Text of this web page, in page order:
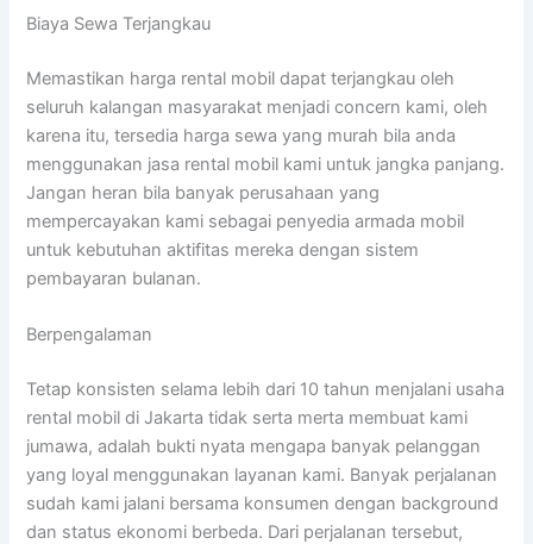
Biaya Sewa Terjangkau
Memastikan harga rental mobil dapat terjangkau oleh
seluruh kalangan masyarakat menjadi concern kami, oleh
karena itu, tersedia harga sewa yang murah bila anda
menggunakan jasa rental mobil kami untuk jangka panjang.
Jangan heran bila banyak perusahaan yang
mempercayakan kami sebagai penyedia armada mobil
untuk kebutuhan aktifitas mereka dengan sistem
pembayaran bulanan.
Berpengalaman
Tetap konsisten selama lebih dari 10 tahun menjalani usaha
rental mobil di Jakarta tidak serta merta membuat kami
jumawa, adalah bukti nyata mengapa banyak pelanggan
yang loyal menggunakan layanan kami. Banyak perjalanan
sudah kami jalani bersama konsumen dengan background
dan status ekonomi berbeda. Dari perjalanan tersebut,